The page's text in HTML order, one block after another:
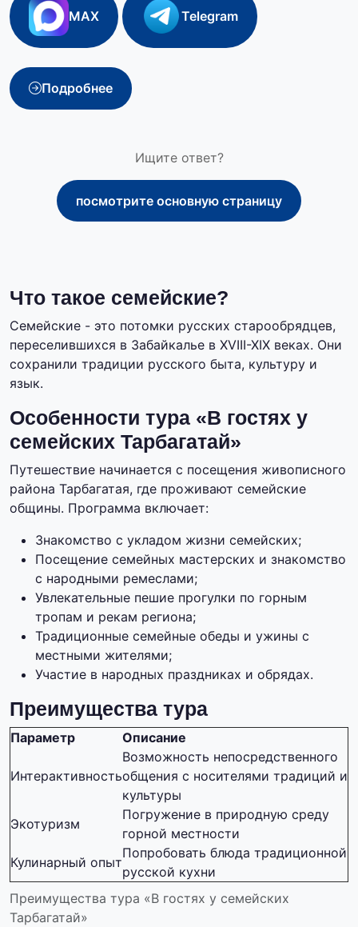
MAX Telegram
Подробнее
Ищите ответ?
посмотрите основную страницу
Что такое семейские?
Семейские - это потомки русских старообрядцев,
переселившихся в Забайкалье в XVIII-XIX веках. Они
сохранили традиции русского быта, культуру и
язык.
Особенности тура «В гостях у
семейских Тарбагатай»
Путешествие начинается с посещения живописного
района Тарбагатая, где проживают семейские
общины. Программа включает:
Знакомство с укладом жизни семейских;
Посещение семейных мастерских и знакомство
с народными ремеслами;
Увлекательные пешие прогулки по горным
тропам и рекам региона;
Традиционные семейные обеды и ужины с
местными жителями;
Участие в народных праздниках и обрядах.
Преимущества тура
Преимущества тура «В гостях у семейских
Тарбагатай»
Параметр Описание
Интерактивность
Возможность непосредственного
общения с носителями традиций и
культуры
Экотуризм
Погружение в природную среду
горной местности
Кулинарный опыт
Попробовать блюда традиционной
русской кухни